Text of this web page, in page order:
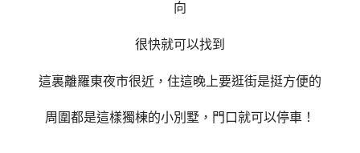
向
很快就可以找到
這裏離羅東夜市很近，住這晚上要逛街是挺方便的
周圍都是這樣獨棟的小別墅，門口就可以停車！